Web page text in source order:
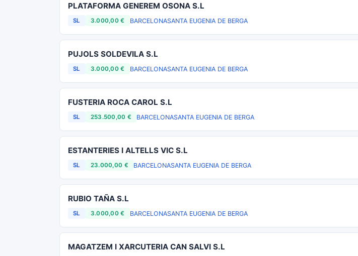
PLATAFORMA GENEREM OSONA S.L
SL 3.000,00 € BARCELONASANTA EUGENIA DE BERGA
PUJOLS SOLDEVILA S.L
SL 3.000,00 € BARCELONASANTA EUGENIA DE BERGA
FUSTERIA ROCA CAROL S.L
SL 253.500,00 € BARCELONASANTA EUGENIA DE BERGA
ESTANTERIES I ALTELLS VIC S.L
SL 23.000,00 € BARCELONASANTA EUGENIA DE BERGA
RUBIO TAÑA S.L
SL 3.000,00 € BARCELONASANTA EUGENIA DE BERGA
MAGATZEM I XARCUTERIA CAN SALVI S.L